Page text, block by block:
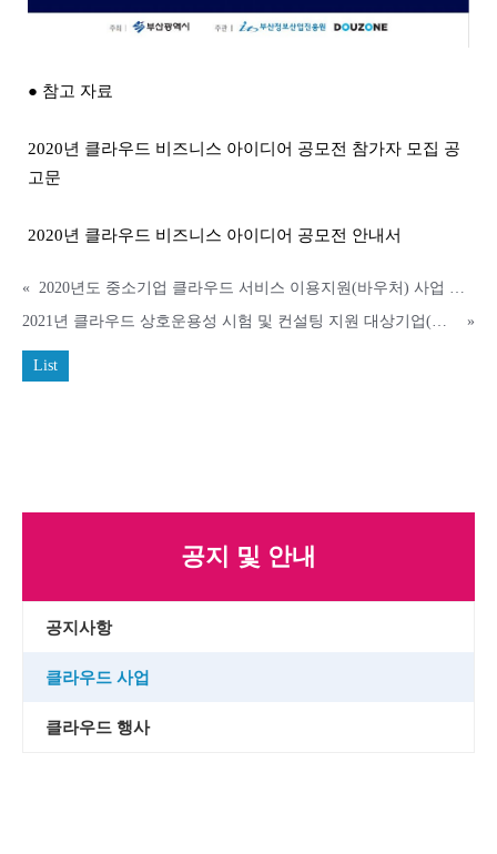
● 참고 자료
2020년 클라우드 비즈니스 아이디어 공모전 참가자 모집 공
고문
2020년 클라우드 비즈니스 아이디어 공모전 안내서
«
»
List
공지 및 안내
공지사항
클라우드 사업
클라우드 행사